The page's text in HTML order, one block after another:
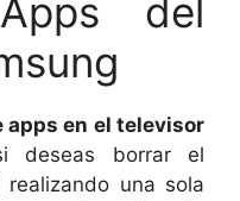
del
apps en el televisor
deseas borrar el
una sola